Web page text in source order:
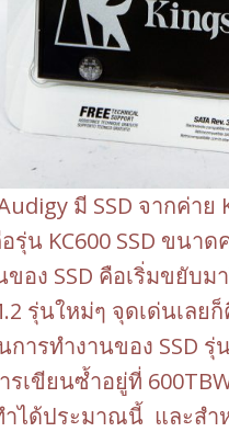
มี SSD จากค่าย
รุ่น KC600 SSD ขนา
อง SSD คือเริ่มขยับม
รุ่นใหม่ๆ จุดเด่นเล
ารทำงานของ SSD รุ่
รเขียนซ้ำอยู่ที่
ำได้ประมาณนี้ และสำ